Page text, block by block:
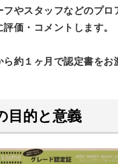
フやスタッフなどのプロ
価・コメントします。
ら約１ヶ月で認定書をお
目的と意義